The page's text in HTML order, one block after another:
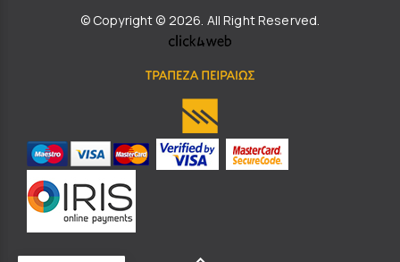
© Copyright © 2026. All Right Reserved.